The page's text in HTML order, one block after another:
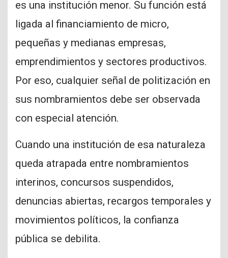
es una institución menor. Su función está
ligada al financiamiento de micro,
pequeñas y medianas empresas,
emprendimientos y sectores productivos.
Por eso, cualquier señal de politización en
sus nombramientos debe ser observada
con especial atención.
Cuando una institución de esa naturaleza
queda atrapada entre nombramientos
interinos, concursos suspendidos,
denuncias abiertas, recargos temporales y
movimientos políticos, la confianza
pública se debilita.